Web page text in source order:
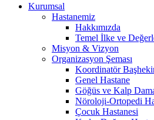
Kurumsal
Hastanemiz
Hakkımızda
Temel İlke ve
Misyon & Vizyon
Organizasyon Şeması
Koordinatör
Genel Hastane
Göğüs ve Kalp
Nöroloji-Ortopedi
Çocuk Hastanesi